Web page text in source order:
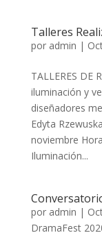
Talleres
por admin |
TALLERES DE
iluminación y
diseñadores
Edyta
noviembre
Iluminación...
por admin |
DramaFest